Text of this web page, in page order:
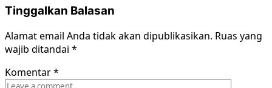
Tinggalkan Balasan
Alamat email Anda tidak akan dipublikasikan. Ruas yang
wajib ditandai *
Komentar*